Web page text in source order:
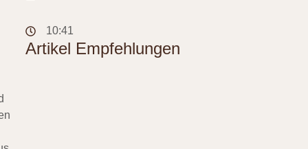
10:41
Artikel Empfehlungen